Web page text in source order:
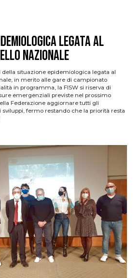
legata al
nazionale
della situazione epidemiologica legata al
in merito alle gare di campionato
in programma, la FISW si riserva di
emergenziali previste nel prossimo
Federazione aggiornare tutti gli
fermo restando che la priorità resta